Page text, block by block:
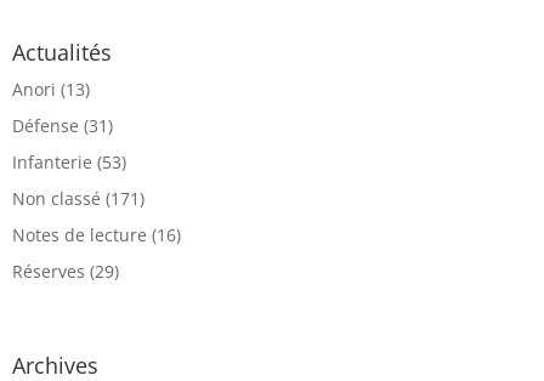
Actualités
Anori (13)
Défense (31)
Infanterie (53)
Non classé (171)
Notes de lecture (16)
Réserves (29)
Archives